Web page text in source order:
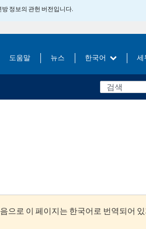
방 정보의 관헌 버전입니다.
도움말 뉴스 한국어 세
으로 이 페이지는 한국어로 번역되어